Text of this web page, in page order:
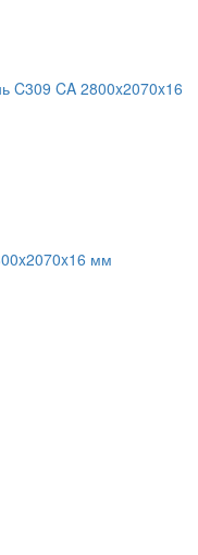
C309 CA 2800x2070x16
мм